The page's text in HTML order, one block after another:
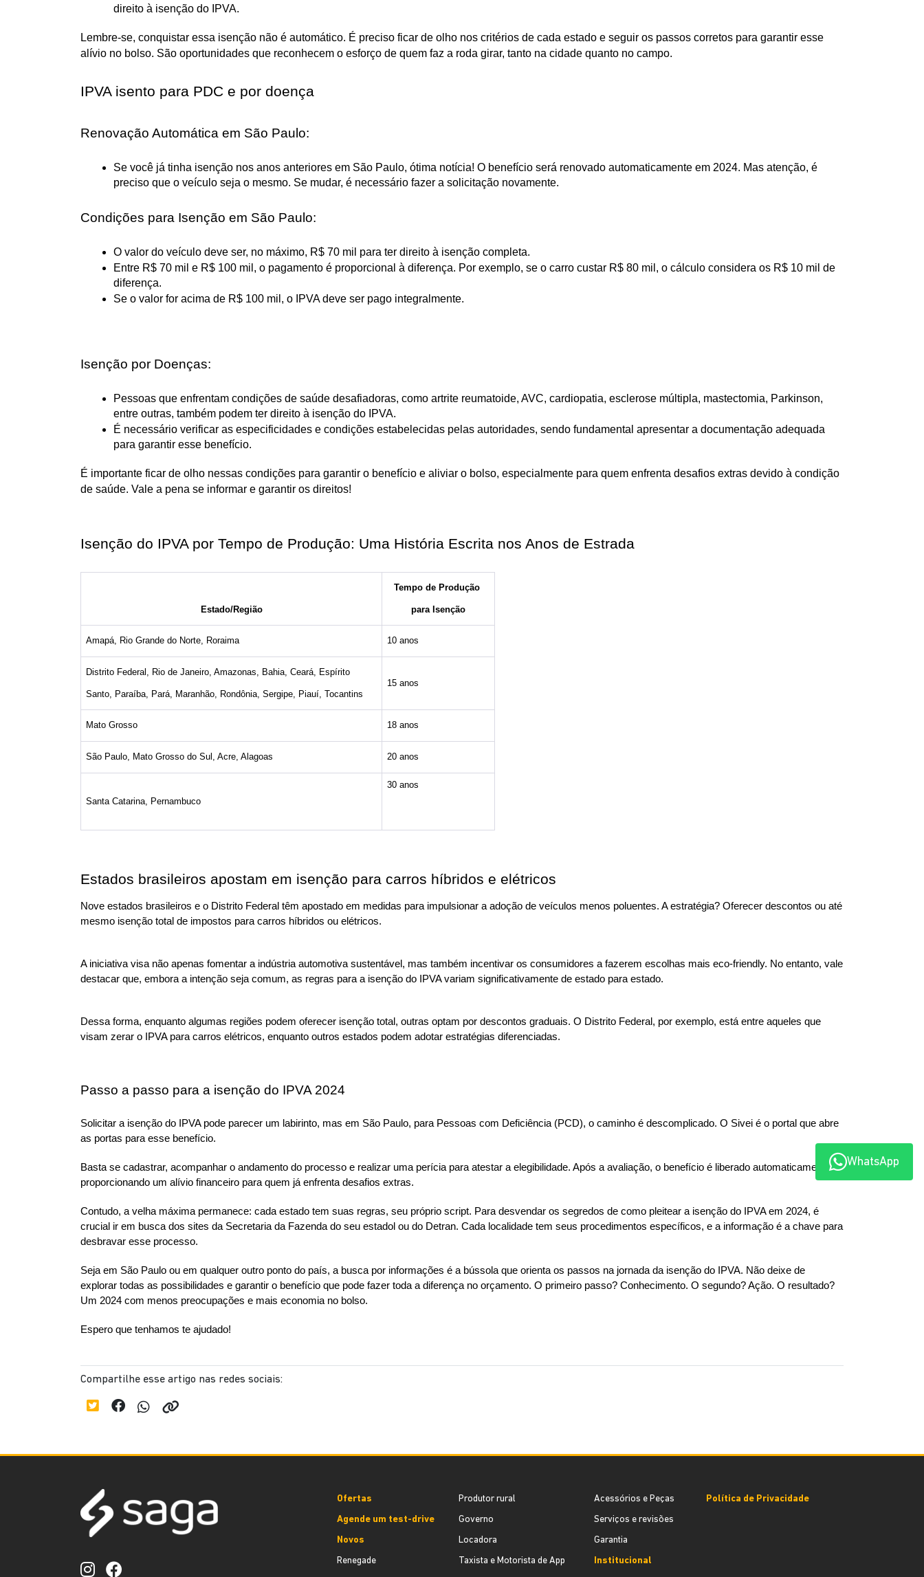
direito à isenção do IPVA.
Lembre-se, conquistar essa isenção não é automático. É preciso ficar de olho nos critérios de cada estado e seguir os passos corretos para garantir esse
alívio no bolso. São oportunidades que reconhecem o esforço de quem faz a roda girar, tanto na cidade quanto no campo.
IPVA isento para PDC e por doença
Renovação Automática em São Paulo:
Se você já tinha isenção nos anos anteriores em São Paulo, ótima notícia! O benefício será renovado automaticamente em 2024. Mas atenção, é
preciso que o veículo seja o mesmo. Se mudar, é necessário fazer a solicitação novamente.
Condições para Isenção em São Paulo:
O valor do veículo deve ser, no máximo, R$ 70 mil para ter direito à isenção completa.
Entre R$ 70 mil e R$ 100 mil, o pagamento é proporcional à diferença. Por exemplo, se o carro custar R$ 80 mil, o cálculo considera os R$ 10 mil de
diferença.
Se o valor for acima de R$ 100 mil, o IPVA deve ser pago integralmente.
Isenção por Doenças:
Pessoas que enfrentam condições de saúde desafiadoras, como artrite reumatoide, AVC, cardiopatia, esclerose múltipla, mastectomia, Parkinson,
entre outras, também podem ter direito à isenção do IPVA.
É necessário verificar as especificidades e condições estabelecidas pelas autoridades, sendo fundamental apresentar a documentação adequada
para garantir esse benefício.
É importante ficar de olho nessas condições para garantir o benefício e aliviar o bolso, especialmente para quem enfrenta desafios extras devido à condição
de saúde. Vale a pena se informar e garantir os direitos!
Isenção do IPVA por Tempo de Produção: Uma História Escrita nos Anos de Estrada
Estado/Região
Tempo de Produção
para Isenção
Amapá, Rio Grande do Norte, Roraima 10 anos
Distrito Federal, Rio de Janeiro, Amazonas, Bahia, Ceará, Espírito
Santo, Paraíba, Pará, Maranhão, Rondônia, Sergipe, Piauí, Tocantins
15 anos
Mato Grosso 18 anos
São Paulo, Mato Grosso do Sul, Acre, Alagoas 20 anos
Santa Catarina, Pernambuco
30 anos
Estados brasileiros apostam em isenção para carros híbridos e elétricos
Nove estados brasileiros e o Distrito Federal têm apostado em medidas para impulsionar a adoção de veículos menos poluentes. A estratégia? Oferecer descontos ou até
mesmo isenção total de impostos para carros híbridos ou elétricos.
A iniciativa visa não apenas fomentar a indústria automotiva sustentável, mas também incentivar os consumidores a fazerem escolhas mais eco-friendly. No entanto, vale
destacar que, embora a intenção seja comum, as regras para a isenção do IPVA variam significativamente de estado para estado.
Dessa forma, enquanto algumas regiões podem oferecer isenção total, outras optam por descontos graduais. O Distrito Federal, por exemplo, está entre aqueles que
visam zerar o IPVA para carros elétricos, enquanto outros estados podem adotar estratégias diferenciadas.
Passo a passo para a isenção do IPVA 2024
Solicitar a isenção do IPVA pode parecer um labirinto, mas em São Paulo, para Pessoas com Deficiência (PCD), o caminho é descomplicado. O Sivei é o portal que abre
as portas para esse benefício.
Basta se cadastrar, acompanhar o andamento do processo e realizar uma perícia para atestar a elegibilidade. Após a avaliação, o benefício é liberado automaticamente,
proporcionando um alívio financeiro para quem já enfrenta desafios extras.
Contudo, a velha máxima permanece: cada estado tem suas regras, seu próprio script. Para desvendar os segredos de como pleitear a isenção do IPVA em 2024, é
crucial ir em busca dos sites da Secretaria da Fazenda do seu estadol ou do Detran. Cada localidade tem seus procedimentos específicos, e a informação é a chave para
desbravar esse processo.
Seja em São Paulo ou em qualquer outro ponto do país, a busca por informações é a bússola que orienta os passos na jornada da isenção do IPVA. Não deixe de
explorar todas as possibilidades e garantir o benefício que pode fazer toda a diferença no orçamento. O primeiro passo? Conhecimento. O segundo? Ação. O resultado?
Um 2024 com menos preocupações e mais economia no bolso.
Espero que tenhamos te ajudado!
Compartilhe esse artigo nas redes sociais:
WhatsApp
Ofertas
Agende um test-drive
Novos
Renegade
Produtor rural
Governo
Locadora
Taxista e Motorista de App
Acessórios e Peças
Serviços e revisões
Garantia
Institucional
Política de Privacidade